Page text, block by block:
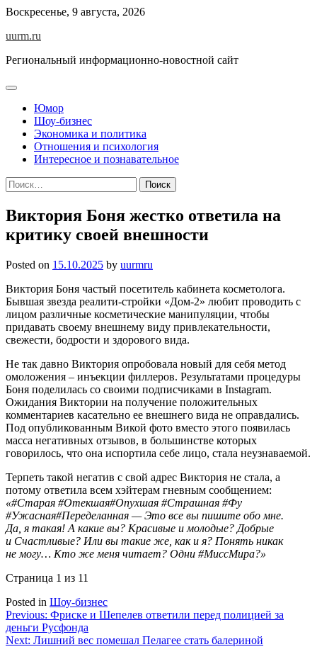
Skip
content
Воскресенье, 9 августа, 2026
uurm.ru
Региональный информационно-новостной сайт
Юмор
Шоу-бизнес
Экономика и политика
Отношения и психология
Интересное и познавательное
Найти:
Виктория Боня жестко ответила на
критику своей внешности
Posted on 15.10.2025 by uurmru
Виктория Боня частый посетитель кабинета косметолога.
Бывшая звезда реалити-стройки «Дом-2» любит проводить с
лицом различные косметические манипуляции, чтобы
придавать своему внешнему виду привлекательности,
свежести, бодрости и здорового вида.
Не так давно Виктория опробовала новый для себя метод
омоложения – инъекции филлеров. Результатами процедуры
Боня поделилась со своими подписчиками в Instagram.
Ожидания Виктории на получение положительных
комментариев касательно ее внешнего вида не оправдались.
Под опубликованным Викой фото вместо этого появилась
масса негативных отзывов, в большинстве которых
говорилось, что она испортила себе лицо, стала неузнаваемой.
Терпеть такой негатив с свой адрес Виктория не стала, а
потому ответила всем хэйтерам гневным сообщением:
«#Старая #Отекшая#Опухшая #Страшная #Фу
#Ужасная#Переделанная — Это все вы пишите обо мне.
Да, я такая! А какие вы? Красивые и молодые? Добрые
и Счастливые? Или вы такие же, как и я? Понять никак
не могу… Кто же меня читает? Одни #МиссМира?»
Страница 1 из 11
Posted in Шоу-бизнес
Навигация
по
Previous: Фриске и Шепелев ответили перед полицией за
деньги Русфонда
Next: Лишний вес помешал Пелагее стать балериной